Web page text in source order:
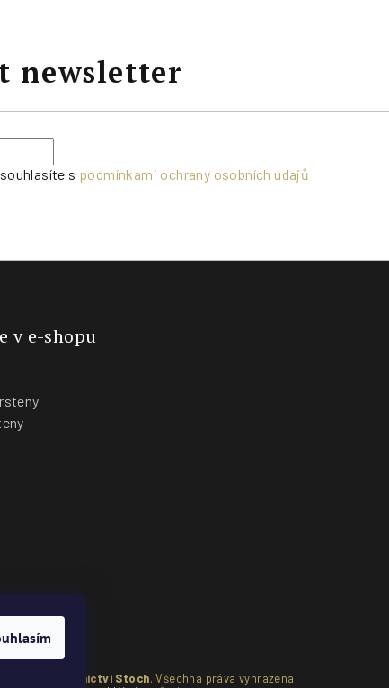
newsletter
s podmínkami ochrany osobních údajů
v e-shopu
Zlatnictví Stoch. Všechna práva vyhrazena.